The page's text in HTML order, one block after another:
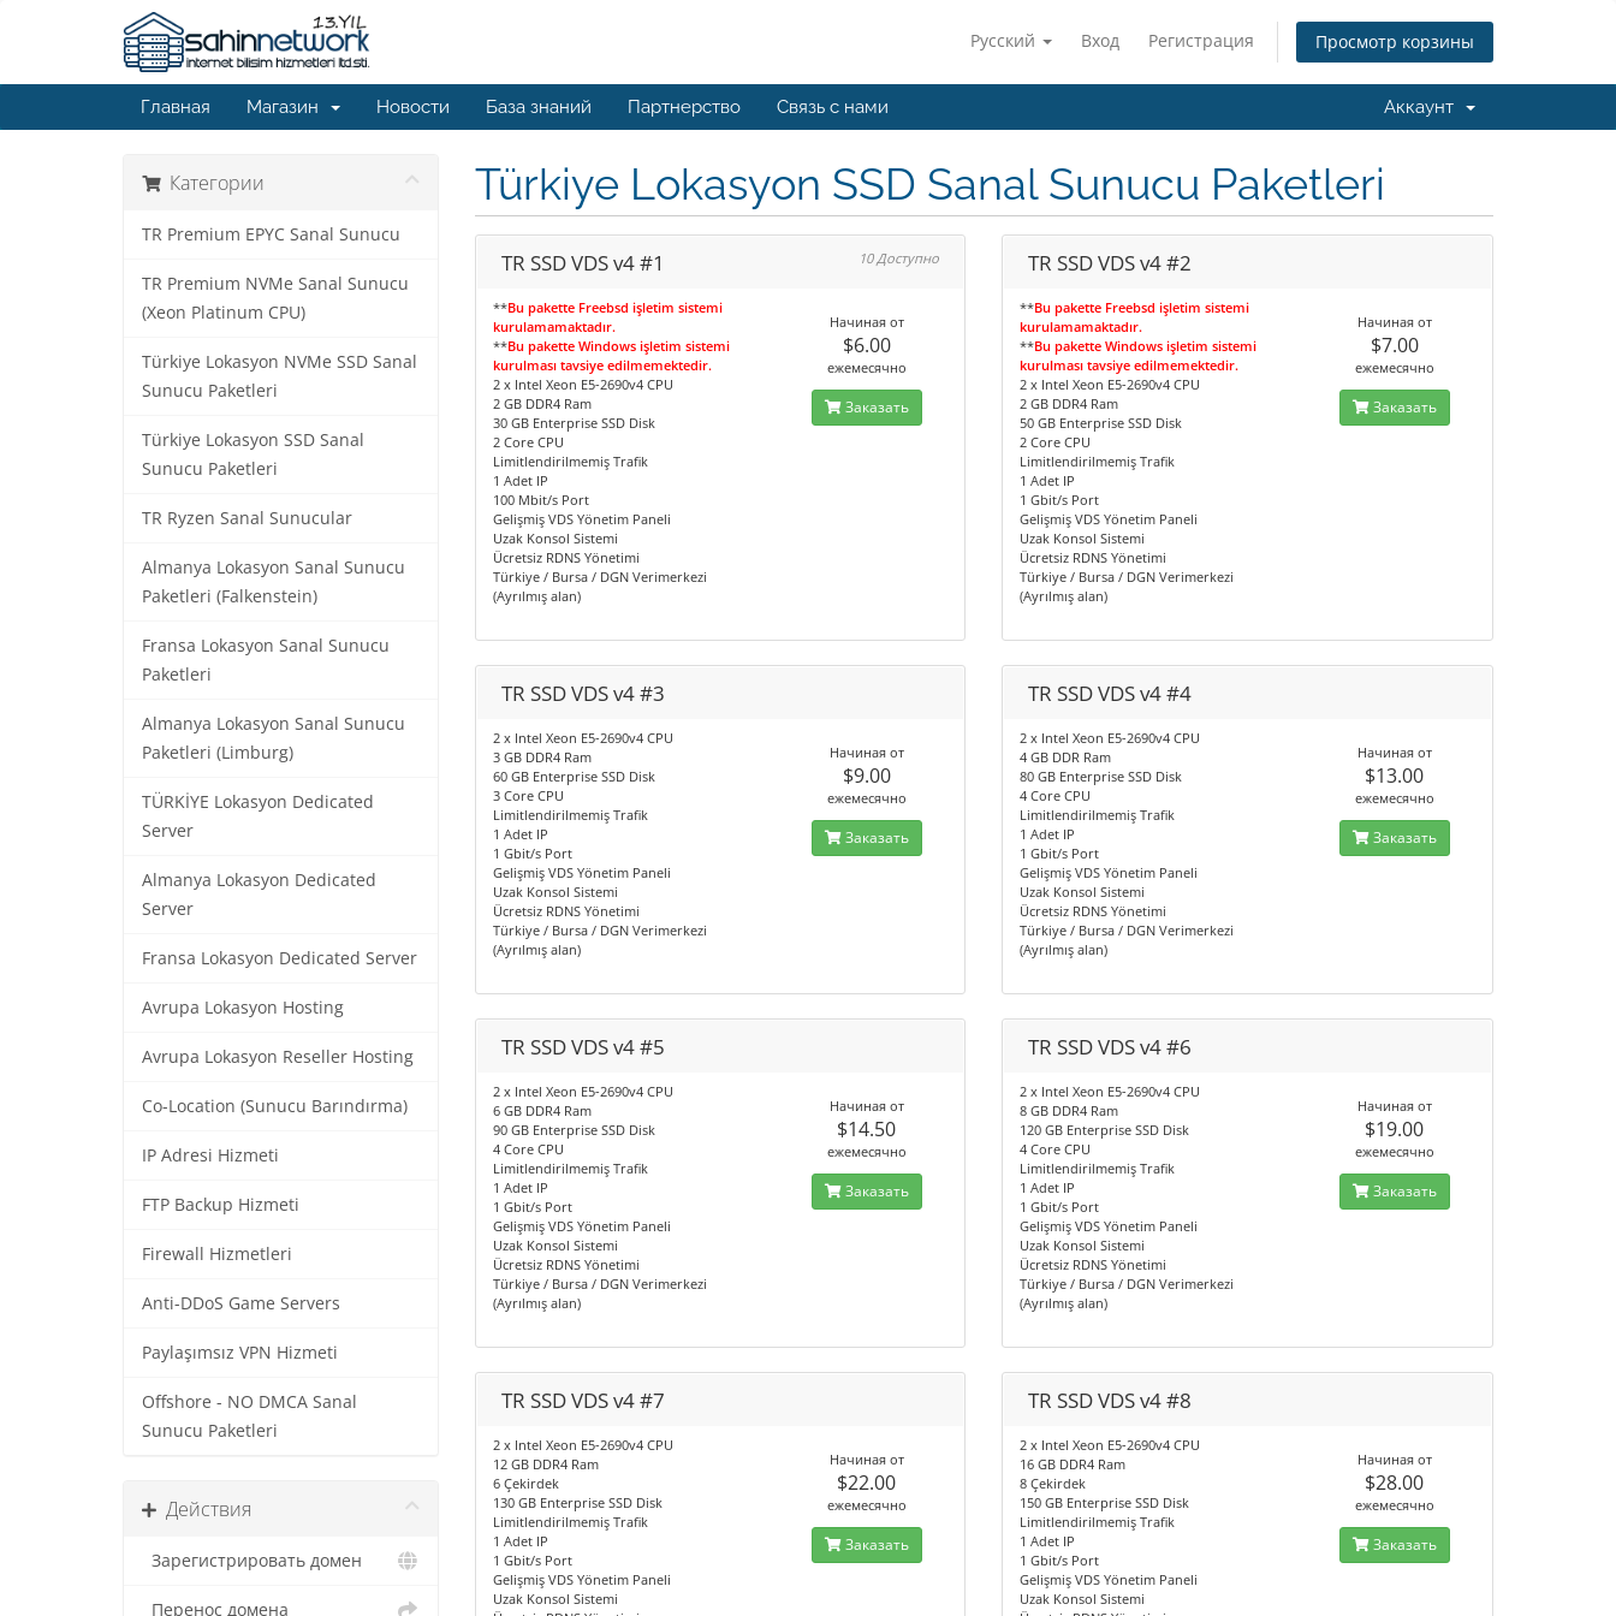
Русский Вход Регистрация Просмотр корзины
Главная Магазин Новости База знаний Партнерство Связь с нами Аккаунт
Категории
TR Premium EPYC Sanal Sunucu
TR Premium NVMe Sanal Sunucu
(Xeon Platinum CPU)
Türkiye Lokasyon NVMe SSD Sanal
Sunucu Paketleri
Türkiye Lokasyon SSD Sanal
Sunucu Paketleri
TR Ryzen Sanal Sunucular
Almanya Lokasyon Sanal Sunucu
Paketleri (Falkenstein)
Fransa Lokasyon Sanal Sunucu
Paketleri
Almanya Lokasyon Sanal Sunucu
Paketleri (Limburg)
TÜRKİYE Lokasyon Dedicated
Server
Almanya Lokasyon Dedicated
Server
Fransa Lokasyon Dedicated Server
Avrupa Lokasyon Hosting
Avrupa Lokasyon Reseller Hosting
Co-Location (Sunucu Barındırma)
IP Adresi Hizmeti
FTP Backup Hizmeti
Firewall Hizmetleri
Anti-DDoS Game Servers
Paylaşımsız VPN Hizmeti
Offshore - NO DMCA Sanal
Sunucu Paketleri
Действия
Зарегистрировать домен
Перенос домена
Türkiye Lokasyon SSD Sanal Sunucu Paketleri
TR SSD VDS v4 #1 10 Доступно
**Bu pakette Freebsd işletim sistemi
kurulamamaktadır.
**Bu pakette Windows işletim sistemi
kurulması tavsiye edilmemektedir.
2 x Intel Xeon E5-2690v4 CPU
2 GB DDR4 Ram
30 GB Enterprise SSD Disk
2 Core CPU
Limitlendirilmemiş Trafik
1 Adet IP
100 Mbit/s Port
Gelişmiş VDS Yönetim Paneli
Uzak Konsol Sistemi
Ücretsiz RDNS Yönetimi
Türkiye / Bursa / DGN Verimerkezi
(Ayrılmış alan)
Начиная от
$6.00
ежемесячно
Заказать
TR SSD VDS v4 #2
**Bu pakette Freebsd işletim sistemi
kurulamamaktadır.
**Bu pakette Windows işletim sistemi
kurulması tavsiye edilmemektedir.
2 x Intel Xeon E5-2690v4 CPU
2 GB DDR4 Ram
50 GB Enterprise SSD Disk
2 Core CPU
Limitlendirilmemiş Trafik
1 Adet IP
1 Gbit/s Port
Gelişmiş VDS Yönetim Paneli
Uzak Konsol Sistemi
Ücretsiz RDNS Yönetimi
Türkiye / Bursa / DGN Verimerkezi
(Ayrılmış alan)
Начиная от
$7.00
ежемесячно
Заказать
TR SSD VDS v4 #3
2 x Intel Xeon E5-2690v4 CPU
3 GB DDR4 Ram
60 GB Enterprise SSD Disk
3 Core CPU
Limitlendirilmemiş Trafik
1 Adet IP
1 Gbit/s Port
Gelişmiş VDS Yönetim Paneli
Uzak Konsol Sistemi
Ücretsiz RDNS Yönetimi
Türkiye / Bursa / DGN Verimerkezi
(Ayrılmış alan)
Начиная от
$9.00
ежемесячно
Заказать
TR SSD VDS v4 #4
2 x Intel Xeon E5-2690v4 CPU
4 GB DDR Ram
80 GB Enterprise SSD Disk
4 Core CPU
Limitlendirilmemiş Trafik
1 Adet IP
1 Gbit/s Port
Gelişmiş VDS Yönetim Paneli
Uzak Konsol Sistemi
Ücretsiz RDNS Yönetimi
Türkiye / Bursa / DGN Verimerkezi
(Ayrılmış alan)
Начиная от
$13.00
ежемесячно
Заказать
TR SSD VDS v4 #5
2 x Intel Xeon E5-2690v4 CPU
6 GB DDR4 Ram
90 GB Enterprise SSD Disk
4 Core CPU
Limitlendirilmemiş Trafik
1 Adet IP
1 Gbit/s Port
Gelişmiş VDS Yönetim Paneli
Uzak Konsol Sistemi
Ücretsiz RDNS Yönetimi
Türkiye / Bursa / DGN Verimerkezi
(Ayrılmış alan)
Начиная от
$14.50
ежемесячно
Заказать
TR SSD VDS v4 #6
2 x Intel Xeon E5-2690v4 CPU
8 GB DDR4 Ram
120 GB Enterprise SSD Disk
4 Core CPU
Limitlendirilmemiş Trafik
1 Adet IP
1 Gbit/s Port
Gelişmiş VDS Yönetim Paneli
Uzak Konsol Sistemi
Ücretsiz RDNS Yönetimi
Türkiye / Bursa / DGN Verimerkezi
(Ayrılmış alan)
Начиная от
$19.00
ежемесячно
Заказать
TR SSD VDS v4 #7
2 x Intel Xeon E5-2690v4 CPU
12 GB DDR4 Ram
6 Çekirdek
130 GB Enterprise SSD Disk
Limitlendirilmemiş Trafik
1 Adet IP
1 Gbit/s Port
Gelişmiş VDS Yönetim Paneli
Uzak Konsol Sistemi
Начиная от
$22.00
ежемесячно
Заказать
TR SSD VDS v4 #8
2 x Intel Xeon E5-2690v4 CPU
16 GB DDR4 Ram
8 Çekirdek
150 GB Enterprise SSD Disk
Limitlendirilmemiş Trafik
1 Adet IP
1 Gbit/s Port
Gelişmiş VDS Yönetim Paneli
Uzak Konsol Sistemi
Начиная от
$28.00
ежемесячно
Заказать